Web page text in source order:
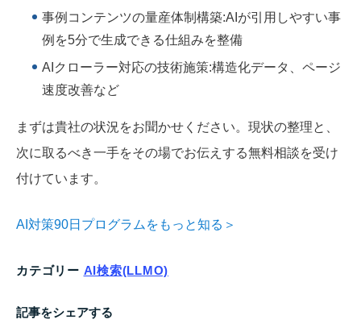
事例コンテンツの量産体制構築:AIが引用しやすい事
例を5分で生成できる仕組みを整備
AIクローラー対応の技術施策:構造化データ、ページ
速度改善など
まずは貴社の状況をお聞かせください。現状の整理と、
次に取るべき一手をその場でお伝えする無料相談を受け
付けています。
AI対策90日プログラムをもっと知る＞
カテゴリー AI検索(LLMO)
記事をシェアする